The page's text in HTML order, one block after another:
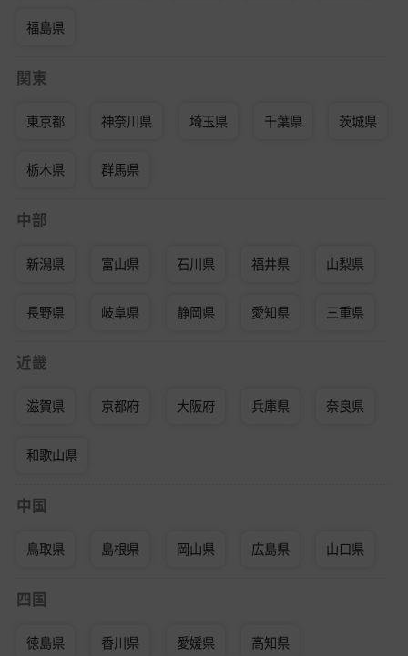
福島県
関東
東京都 神奈川県 埼玉県 千葉県 茨城県
栃木県 群馬県
中部
新潟県 富山県 石川県 福井県 山梨県
長野県 岐阜県 静岡県 愛知県 三重県
近畿
滋賀県 京都府 大阪府 兵庫県 奈良県
和歌山県
中国
鳥取県 島根県 岡山県 広島県 山口県
四国
徳島県 香川県 愛媛県 高知県